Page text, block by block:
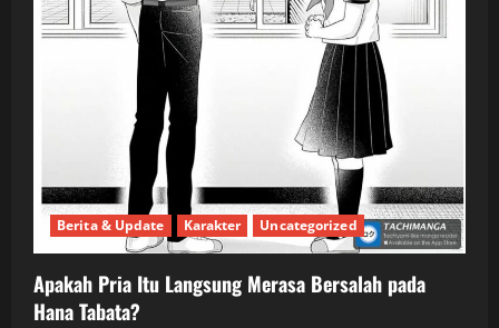
Berita & Update Karakter Uncategorized
Apakah Pria Itu Langsung Merasa Bersalah pada
Hana Tabata?